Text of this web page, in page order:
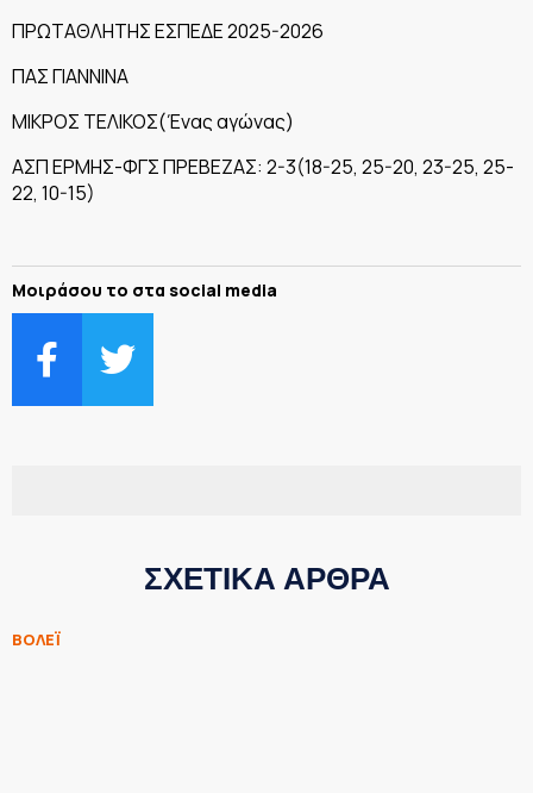
ΠΡΩΤΑΘΛΗΤΗΣ ΕΣΠΕΔΕ 2025-2026
ΠΑΣ ΓΙΑΝΝΙΝΑ
ΜΙΚΡΟΣ ΤΕΛΙΚΟΣ(Ένας αγώνας)
ΑΣΠ ΕΡΜΗΣ-ΦΓΣ ΠΡΕΒΕΖΑΣ: 2-3(18-25, 25-20, 23-25, 25-
22, 10-15)
Μοιράσου το στα social media
ΣΧΕΤΙΚΑ ΑΡΘΡΑ
ΒΟΛΕΪ